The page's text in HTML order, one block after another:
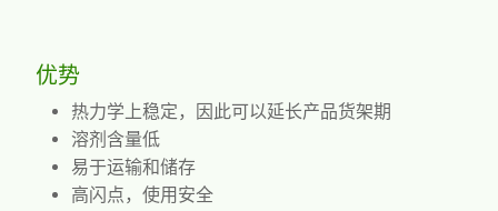
优势
热力学上稳定，因此可以延长产品货架期
溶剂含量低
易于运输和储存
高闪点，使用安全